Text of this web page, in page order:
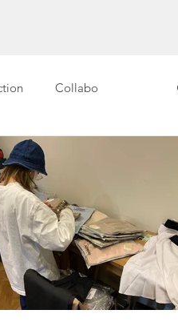
Collabo
就労移行支援